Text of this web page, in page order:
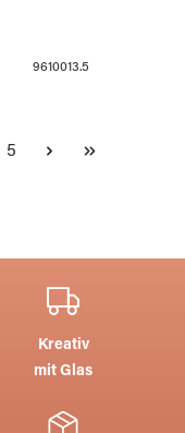
9610013.5
Seite
5
Kreativ
mit Glas